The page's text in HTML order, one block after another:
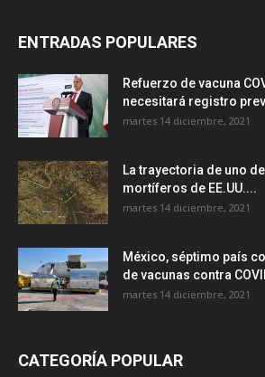
ENTRADAS POPULARES
Refuerzo de vacuna
necesitará registro
martes 14 diciembre, 2021
La trayectoria de uno
mortíferos de EE.UU....
martes 14 diciembre, 2021
México, séptimo país
de vacunas contra
martes 14 diciembre, 2021
CATEGORÍA POPULAR